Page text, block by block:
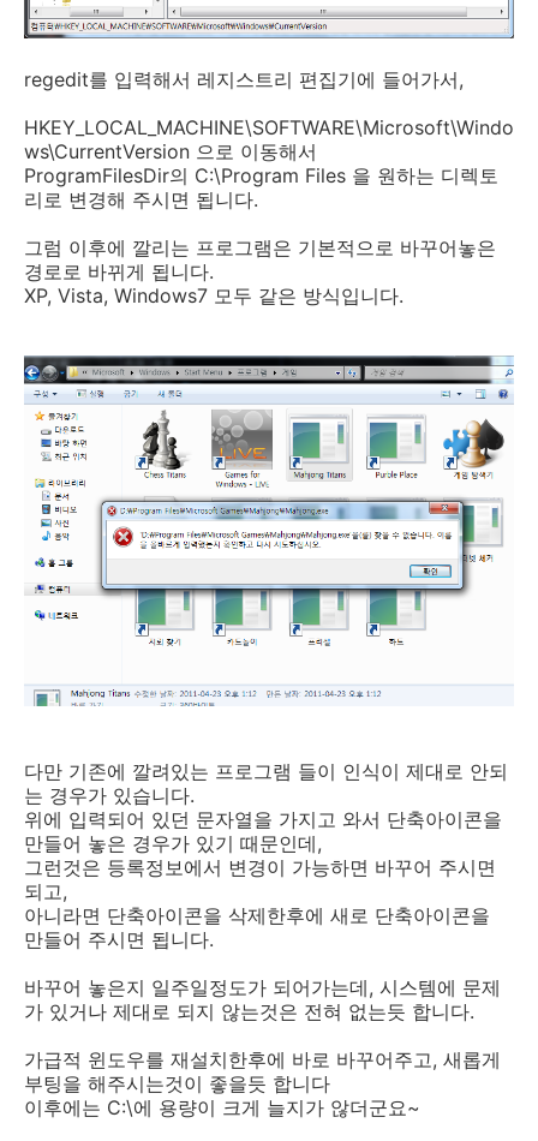
regedit를 입력해서 레지스트리 편집기에 들어가서,
HKEY_LOCAL_MACHINE\SOFTWARE\Microsoft\Windo
ws\CurrentVersion 으로 이동해서
ProgramFilesDir의 C:\Program Files 을 원하는 디렉토
리로 변경해 주시면 됩니다.
그럼 이후에 깔리는 프로그램은 기본적으로 바꾸어놓은
경로로 바뀌게 됩니다.
XP, Vista, Windows7 모두 같은 방식입니다.
다만 기존에 깔려있는 프로그램 들이 인식이 제대로 안되
는 경우가 있습니다.
위에 입력되어 있던 문자열을 가지고 와서 단축아이콘을
만들어 놓은 경우가 있기 때문인데,
그런것은 등록정보에서 변경이 가능하면 바꾸어 주시면
되고,
아니라면 단축아이콘을 삭제한후에 새로 단축아이콘을
만들어 주시면 됩니다.
바꾸어 놓은지 일주일정도가 되어가는데, 시스템에 문제
가 있거나 제대로 되지 않는것은 전혀 없는듯 합니다.
가급적 윈도우를 재설치한후에 바로 바꾸어주고, 새롭게
부팅을 해주시는것이 좋을듯 합니다
이후에는 C:\에 용량이 크게 늘지가 않더군요~